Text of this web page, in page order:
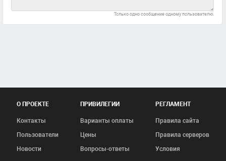
Только одно сообщение одному пользователю.
О ПРОЕКТЕ
Контакты
Пользователи
Новости
ПРИВИЛЕГИИ
Варианты оплаты
Цены
Вопросы-ответы
РЕГЛАМЕНТ
Правила сайта
Правила серверов
Условия